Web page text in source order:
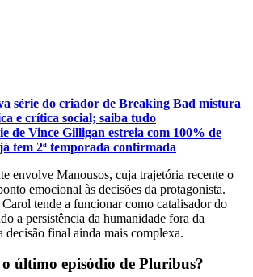
série do criador de Breaking Bad mistura
e crítica social; saiba tudo
de Vince Gilligan estreia com 100% de
tem 2ª temporada confirmada
envolve Manousos, cuja trajetória recente o
emocional às decisões da protagonista.
tende a funcionar como catalisador do
a persistência da humanidade fora da
decisão final ainda mais complexa.
último episódio de Pluribus?